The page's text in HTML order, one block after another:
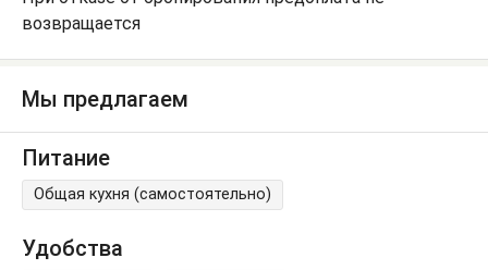
возвращается
Мы предлагаем
Питание
Общая кухня (самостоятельно)
Удобства